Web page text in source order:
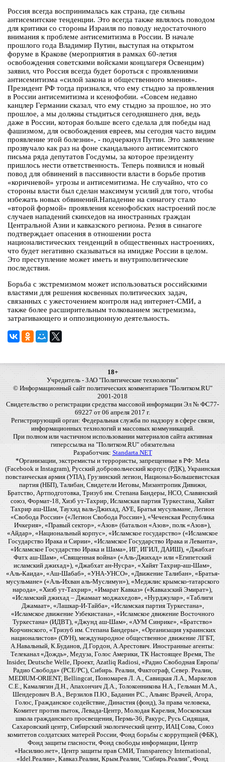
Россия всегда воспринималась как страна, где сильны
антисемитские тенденции. Это всегда также являлось поводом
для критики со стороны Израиля по поводу недостаточного
внимания к проблеме антисемитизма в России. В начале
прошлого года Владимир Путин, выступая на открытом
форуме в Кракове (мероприятия в рамках 60-летия
освобождения советскими войсками концлагеря Освенцим)
заявил, что Россия всегда будет бороться с проявлениями
антисемитизма «силой закона и общественного мнения».
Президент РФ тогда признался, что ему стыдно за проявления
в России антисемитизма и ксенофобии. «Совсем недавно
канцлер Германии сказал, что ему стыдно за прошлое, но это
прошлое, а мы должны стыдиться сегодняшнего дня, ведь
даже в России, которая больше всего сделала для победы над
фашизмом, для освобождения евреев, мы сегодня часто видим
проявление этой болезни», - подчеркнул Путин. Это заявление
прозвучало как раз на фоне скандального антисемитского
письма ряда депутатов Госдумы, за которое президенту
пришлось нести ответственность. Теперь появился и новый
повод для обвинений в пассивности власти в борьбе против
«коричневой» угрозы и антисемитизма. Не случайно, что со
стороны власти был сделан максимум усилий для того, чтобы
избежать новых обвинений.Нападение на синагогу стало
«второй формой» проявления ксенофобских настроений после
случаев нападений скинхедов на иностранных граждан
Центральной Азии и кавказского региона. Резня в синагоге
подтверждает опасения в отношении роста
националистических тенденций в общественных настроениях,
что будет негативно сказываться на имидже России в целом.
Это преступление может иметь и внутриполитические
последствия.
Борьба с экстремизмом может использоваться российскими
властями для решения косвенных политических задач,
связанных с ужесточением контроля над интернет-СМИ, а
также более расширительным толкованием экстремизма,
затрагивающего и оппозиционную деятельность.
18+
Учредитель - ЗАО "Политические технологии"
© Информационный сайт политических комментариев "Политком.RU"
2001-2018
Свидетельство о регистрации средства массовой информации Эл № ФС77-
69227 от 06 апреля 2017 г.
Регистрирующий орган: Федеральная служба по надзору в сфере связи,
информационных технологий и массовых коммуникаций.
При полном или частичном использовании материалов сайта активная
гиперссылка на "Политком.RU" обязательна
Разработчик: Standarta.NET
*Организации, экстремисты и террористы, запрещенные в РФ: Meta
(Facebook и Instagram), Русский добровольческий корпус (РДК), Украинская
повстанческая армия (УПА), Грузинский легион, Национал-Большевистская
партия (НБП), Талибан, Свидетели Иеговы, Мизантропик Дивижн,
Братство, Артподготовка, Тризуб им. Степана Бандеры, НСО, Славянский
союз, Формат-18, Хизб ут-Тахрир, Исламская партия Туркестана, Хайят
Тахрир аш-Шам, Таухид валь-Джихад, АУЕ, Братья мусульмане, Легион
«Свобода России» («Легион Свобода России»), «Чеченская Республика
Ичкерия», «Правый сектор», «Азов» (батальон «Азов», полк «Азов»),
«Айдар», «Национальный корпус», «Исламское государство» («Исламское
Государство Ирака и Сирии», «Исламское Государство Ирака и Леванта»,
«Исламское Государство Ирака и Шама», ИГ, ИГИЛ, ДАИШ), «Джабхат
Фатх аш-Шам», «Священная война» («Аль-Джихад» или «Египетский
исламский джихад»), «Джабхат ан-Нусра», «Хайят Тахрир-аш-Шам»,
«Аль-Каида», «Аш-Шабаб», «УНА-УНСО», «Движение Талибан», «Братья-
мусульмане» («Аль-Ихван аль-Муслимун»), «Меджлис крымско-татарского
народа», «Хизб ут-Тахрир», «Имарат Кавказ» («Кавказский Эмират»),
«Исламский джихад – Джамаат моджахедов», «Нурджулар», «Таблиги
Джамаат», «Лашкар-И-Тайба», «Исламская партия Туркестана»,
«Исламское движение Узбекистана», «Исламское движение Восточного
Туркестана» (ИДВТ), «Джунд аш-Шам», «АУМ Синрике», «Братство»
Корчинского, «Тризуб им. Степана Бандеры», «Организация украинских
националистов» (ОУН), международное общественное движение ЛГБТ,
А.Навальный, К.Буданов, Д.Гордон, А.Арестович. Иностранные агенты:
Телеканал «Дождь», Медуза, Голос Америки, ТК Настоящее Время, The
Insider, Deutsche Welle, Проект, Azatliq Radiosi, «Радио Свободная Европа/
Радио Свобода» (PCE/PC), Сибирь. Реалии, Фактограф, Север. Реалии,
MEDIUM-ORIENT, Bellingcat, Пономарев Л. А., Савицкая Л.А., Маркелов
С.Е., Камалягин Д.Н., Апахончич Д.А., Толоконникова Н.А., Гельман М.А.,
Шендерович В.А., Верзилов П.Ю., Баданин Р.С., Альянс Врачей, Агора,
Голос, Гражданское содействие, Династия (фонд), За права человека,
Комитет против пыток, Левада-Центр, Молодая Карелия, Московская
школа гражданского просвещения, Пермь-36, Ракурс, Русь Сидящая,
Сахаровский центр, Сибирский экологический центр, ИАЦ Сова, Союз
комитетов солдатских матерей России, Фонд борьбы с коррупцией (ФБК),
Фонд защиты гласности, Фонд свободы информации, Центр
«Насилию.нет», Центр защиты прав СМИ, Transparency International,
«Idel.Реалии», Кавказ.Реалии, Крым.Реалии, "Сибирь.Реалии", Фонд